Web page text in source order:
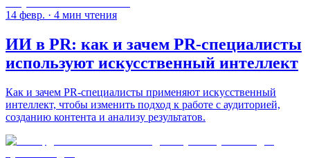
14 февр. · 4 мин чтения
ИИ в PR: как и зачем PR-специалисты
используют искусственный интеллект
Как и зачем PR-специалисты применяют искусственный
интеллект, чтобы изменить подход к работе с аудиторией,
созданию контента и анализу результатов.